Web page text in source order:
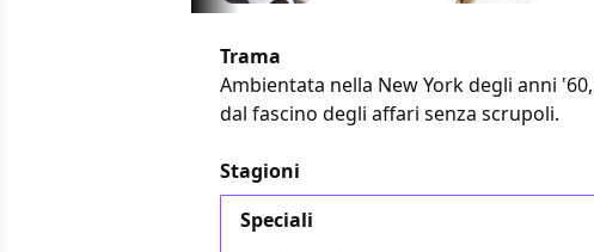
Trama
Ambientata nella New York degli anni
dal fascino degli affari senza scrupoli.
Stagioni
Speciali